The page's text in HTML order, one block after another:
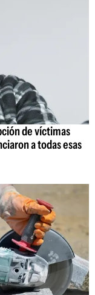
de víctimas
a todas esas